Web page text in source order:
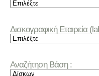
Δισκογραφική Εταιρεία
Αναζήτηση Βάση :